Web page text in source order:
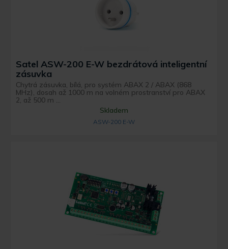
Satel ASW-200 E-W bezdrátová inteligentní
zásuvka
Chytrá zásuvka, bílá, pro systém ABAX 2 / ABAX (868
MHz), dosah až 1000 m na volném prostranství pro ABAX
2, až 500 m ...
Skladem
ASW-200 E-W